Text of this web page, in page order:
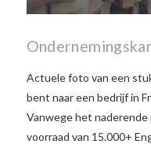
Actuele foto van een
bent naar een bedrijf in
Vanwege het
voorraad van 15.000+